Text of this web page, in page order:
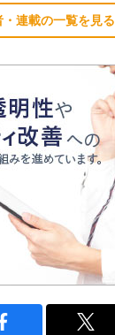
・連載の一覧を見る